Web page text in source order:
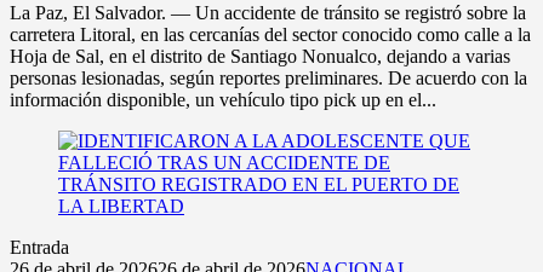
La Paz, El Salvador. — Un accidente de tránsito se registró sobre la
carretera Litoral, en las cercanías del sector conocido como calle a la
Hoja de Sal, en el distrito de Santiago Nonualco, dejando a varias
personas lesionadas, según reportes preliminares. De acuerdo con la
información disponible, un vehículo tipo pick up en el...
Entrada